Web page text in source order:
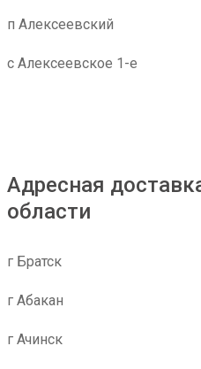
п Алексеевский
с Алексеевское 1-е
Адресная
области
г Братск
г Абакан
г Ачинск